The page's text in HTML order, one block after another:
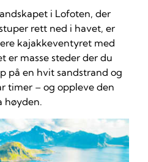
i Lofoten, der
rett ned i havet, er
kajakkeventyret med
er masse steder der du
på en hvit sandstrand og
timer – og oppleve den
høyden.